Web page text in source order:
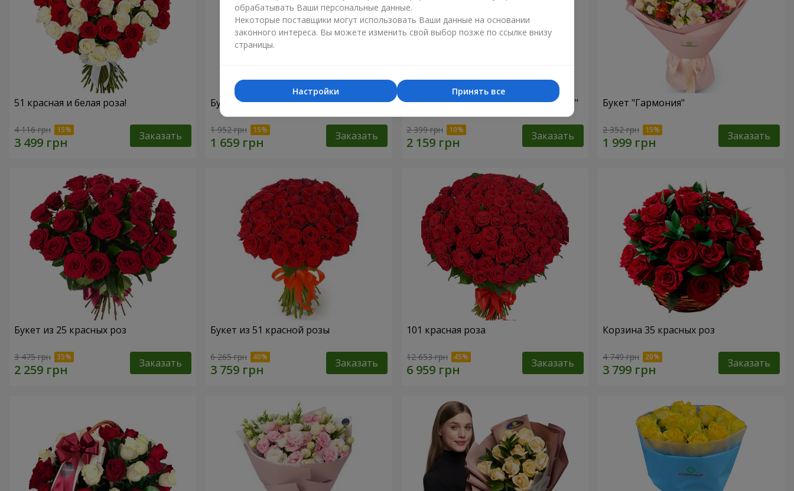
51 красная и белая роза!
4 116 грн Заказать
Букет "15 кремовых роз!"
1 952 грн Заказать
Букет "15 разноцветных хризантем!"
2 399 грн Заказать
Букет "Гармония"
2 352 грн Заказать
Букет из 25 красных роз
3 475 грн Заказать
Букет из 51 красной розы
6 265 грн Заказать
101 красная роза
12 653 грн Заказать
Корзина 35 красных роз
4 749 грн Заказать
обрабатывать Ваши персональные данные.
Некоторые поставщики могут использовать Ваши данные на основании
законного интереса. Вы можете изменить свой выбор позже по ссылке внизу
страницы.
Принять все
Настройки